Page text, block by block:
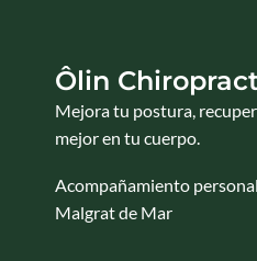
Ôlin
Mejora tu postura,
mejor en tu cuerpo.
Acompañamiento
Malgrat de Mar